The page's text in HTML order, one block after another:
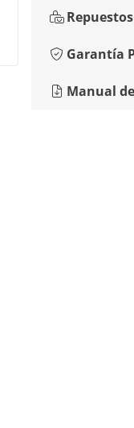
Repuestos
Garantía
Manual